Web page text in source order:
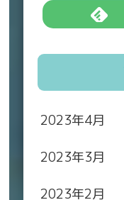
2023年4月
2023年3月
2023年2月